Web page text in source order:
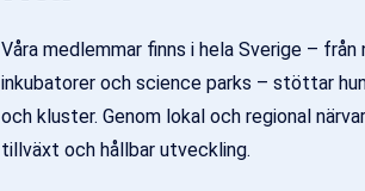
Våra medlemmar finns i hela Sverige –
inkubatorer och science parks – stöttar
och kluster. Genom lokal och regional
tillväxt och hållbar utveckling.